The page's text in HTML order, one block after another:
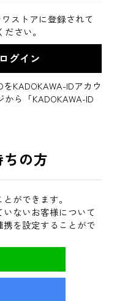
ストアに登録されて
さい。
KADOKAWA-IDアカウ
ら「KADOKAWA-ID
の方
ができます。
ないお客様について
携を設定することがで